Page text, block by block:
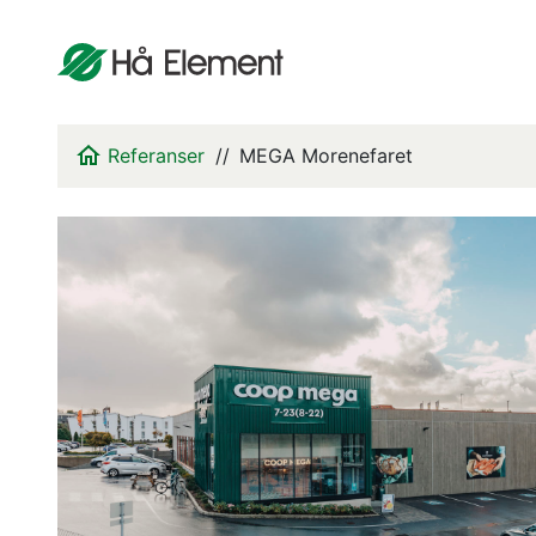
Referanser MEGA Morenefaret